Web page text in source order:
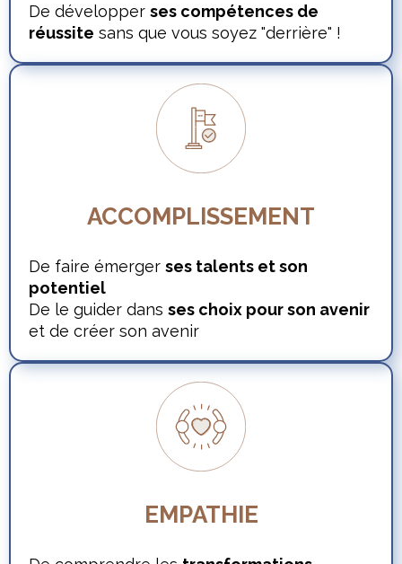
De développer ses compétences de
réussite sans que vous soyez "derrière" !
ACCOMPLISSEMENT
De faire émerger ses talents et son
potentiel
De le guider dans ses choix pour son avenir
et de créer son avenir
EMPATHIE